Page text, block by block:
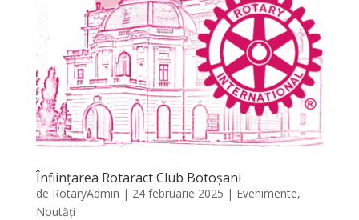
Înființarea Rotaract Club Botoșani
de RotaryAdmin | 24 februarie 2025 | Evenimente,
Noutăți